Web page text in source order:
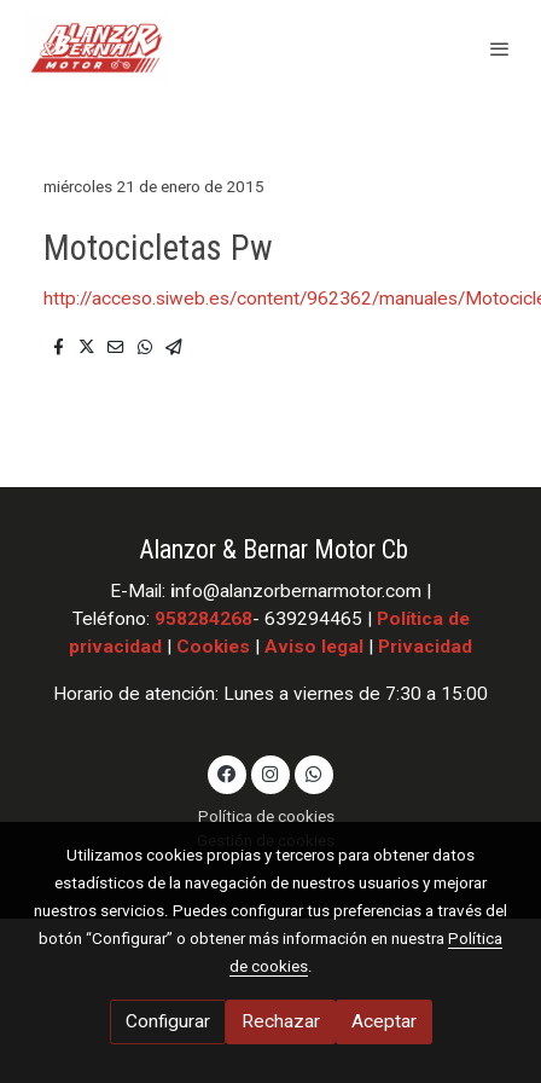
miércoles 21 de enero de 2015
Motocicletas Pw
http://acceso.siweb.es/content/962362/manuales/
Alanzor & Bernar Motor Cb
E-Mail: info@alanzorbernarmotor.com |
Teléfono: 958284268- 639294465 |
Política de
privacidad
Cookies Aviso legal Privacidad
Horario de atención: Lunes a viernes de 7:30 a 15:00
Política de cookies
Utilizamos cookies propias y terceros para obtener datos
estadísticos de la navegación de nuestros usuarios y mejorar
nuestros servicios. Puedes configurar tus preferencias a través del
botón “Configurar” o obtener más información en nuestra Política
de cookies.
Configurar Rechazar Aceptar